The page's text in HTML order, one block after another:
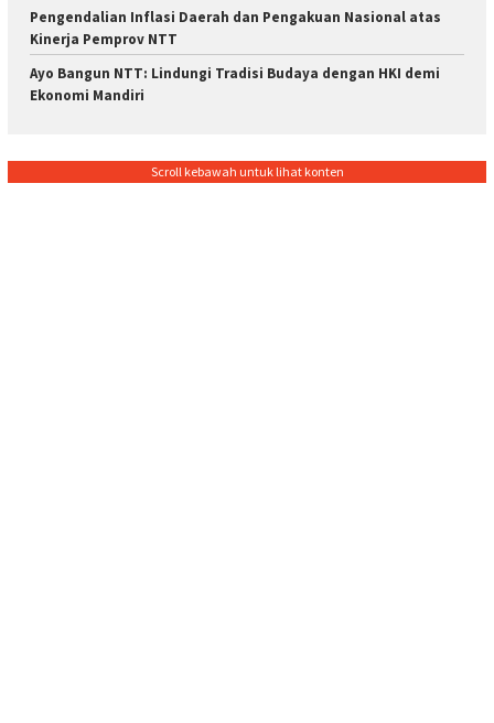
Pengendalian Inflasi Daerah dan Pengakuan Nasional atas
Kinerja Pemprov NTT
Ayo Bangun NTT: Lindungi Tradisi Budaya dengan HKI demi
Ekonomi Mandiri
Scroll kebawah untuk lihat konten